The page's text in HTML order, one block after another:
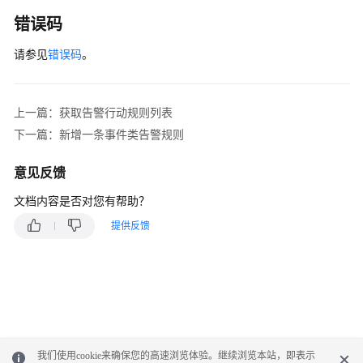
限
错误码
请参见错误码。
上一篇：获取告警行动规则列表
下一篇：新增一条事件类告警规则
意见反馈
文档内容是否对您有帮助？
提供反馈
我们使用cookie来确保您的高速浏览体验。继续浏览本站，即表示